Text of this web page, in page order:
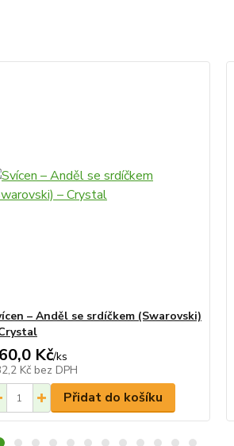
– Anděl se srdíčkem (Swarovski)
Kč/ks
Kč bez DPH
Přidat do košíku